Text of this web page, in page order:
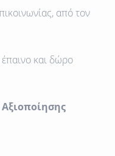
από τον
και δώρο